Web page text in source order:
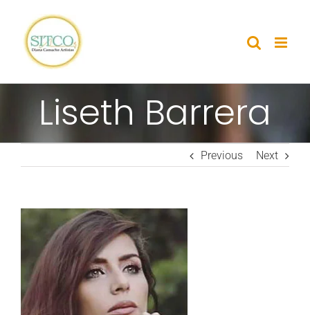
content
Liseth Barrera
Previous Next